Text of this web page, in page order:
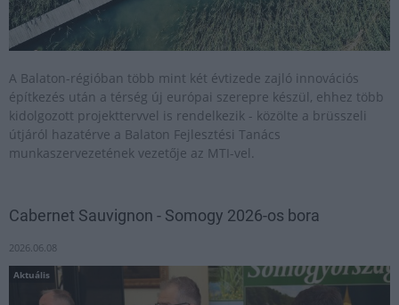
A Balaton-régióban több mint két évtizede zajló innovációs
építkezés után a térség új európai szerepre készül, ehhez több
kidolgozott projekttervvel is rendelkezik - közölte a brüsszeli
útjáról hazatérve a Balaton Fejlesztési Tanács
munkaszervezetének vezetője az MTI-vel.
Cabernet Sauvignon - Somogy 2026-os bora
2026.06.08
Aktuális